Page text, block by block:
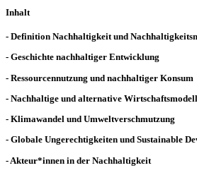
Inhalt
- Definition Nachhaltigkeit und
- Geschichte nachhaltiger Entwicklung
- Ressourcennutzung und nachhaltiger Konsum
- Nachhaltige und alternative
- Klimawandel und Umweltverschmutzung
- Globale Ungerechtigkeiten und Sustainable
- Akteur*innen in der Nachhaltigkeit